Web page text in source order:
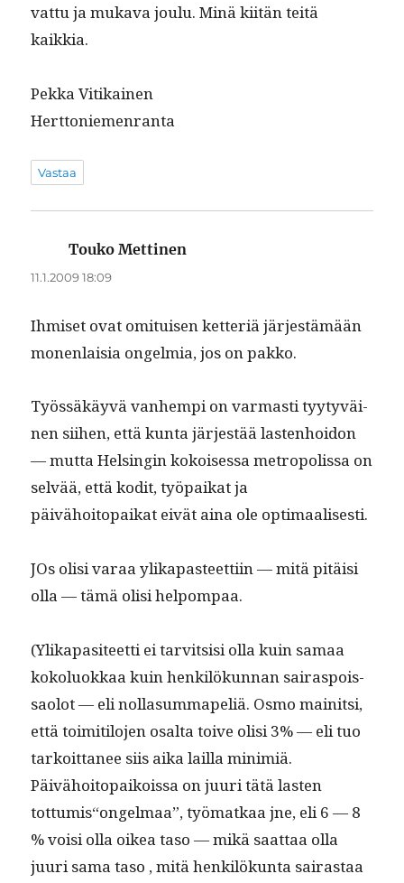
vat­tu ja muka­va joulu. Minä kiitän teitä
kaikkia.
Pekka Vitikainen
Herttoniemenranta
Vastaa
Touko Mettinen
11.1.2009 18:09
Ihmiset ovat omi­tuisen ket­ter­iä jär­jestämään
mon­en­laisia ongelmia, jos on pakko.
Työssäkäyvä van­hempi on var­masti tyy­tyväi­
nen siihen, että kun­ta jär­jestää las­ten­hoidon
— mut­ta Helsin­gin kokoises­sa metrop­o­lis­sa on
selvää, että kodit, työ­paikat ja
päivähoitopaikat eivät aina ole optimaalisesti.
JOs olisi varaa ylika­pas­teet­ti­in — mitä pitäisi
olla — tämä olisi helpompaa.
(Ylika­p­a­siteet­ti ei tarvit­sisi olla kuin samaa
kokolu­okkaa kuin henkilökun­nan sairaspois­
saolot — eli nol­la­summapeliä. Osmo mainit­si,
että toim­i­tilo­jen osalta toive olisi 3% — eli tuo
tarkoit­ta­nee siis aika lail­la min­im­iä.
Päivähoitopaikois­sa on juuri tätä las­ten
tottumis“ongelmaa”, työ­matkaa jne, eli 6 — 8
% voisi olla oikea taso — mikä saat­taa olla
juuri sama taso , mitä henkilökun­ta sairas­taa